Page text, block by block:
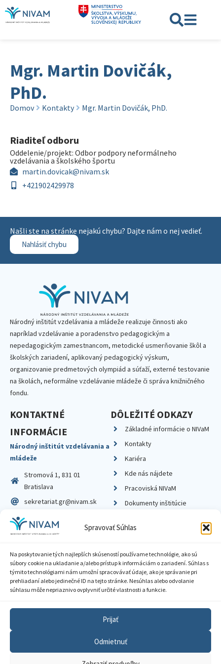
Spravovať Súhlas
Na poskytovanie tých najlepších skúseností používame technológie, ako sú
súbory cookie na ukladanie a/alebo prístup k informáciám o zariadení. Súhlas s
týmito technológiami nám umožní spracovávať údaje, ako je správanie pri
prehliadaní alebo jedinečné ID na tejto stránke. Nesúhlas alebo odvolanie
súhlasu môže nepriaznivo ovplyvniť určité vlastnosti a funkcie.
Prijať
Odmietnuť
Mgr. Martin Dovičák,
PhD.
Domov Kontakty Mgr. Martin Dovičák, PhD.
Riaditeľ odboru
Oddelenie/projekt: Odbor podpory neformálneho
vzdelávania a školského športu
martin.dovicak@nivam.sk
+421902429978
Našli ste na stránke nejakú chybu? Dajte nám o nej vedieť.
Nahlásiť chybu
Národný inštitút vzdelávania a mládeže realizuje činnosti ako
napríklad vzdelávanie a poradenstvo pedagogickým a
nepedagogickým zamestnancom, metodické usmerňovanie škôl a
školských zariadení, aplikovaný pedagogický výskum,
organizovanie predmetových olympiád a súťaží, externé testovanie
na školách, neformálne vzdelávanie mládeže či správa knižničného
fondu.
KONTAKTNÉ
INFORMÁCIE
Národný inštitút vzdelávania a
mládeže
Stromová 1, 831 01
Bratislava
sekretariat.gr@nivam.sk
IČO: 00164348
DIČ: 2020798714
DÔLEŽITÉ ODKAZY
Základné informácie o NIVaM
Kontakty
Kariéra
Kde nás nájdete
Pracoviská NIVaM
Dokumenty inštitúcie
Zásady ochrany súkromia
Sprístupnenie informácií